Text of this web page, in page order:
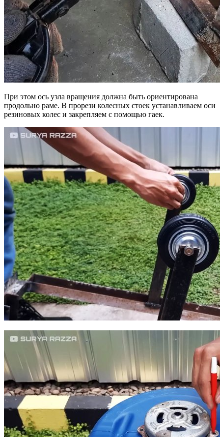
При этом ось узла вращения должна быть ориентирована
продольно раме. В прорези колесных стоек устанавливаем оси
резиновых колес и закрепляем с помощью гаек.